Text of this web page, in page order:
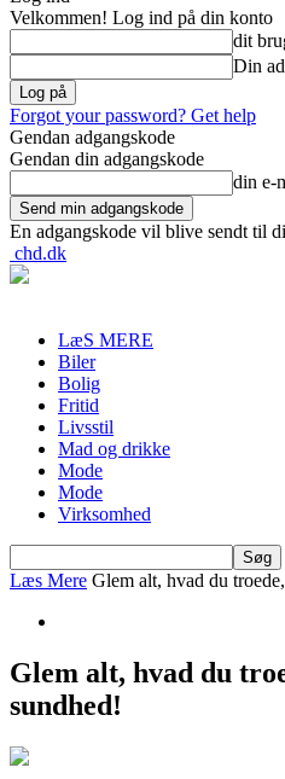
Velkommen! Log ind på din konto
dit
Din
Forgot your password? Get help
Gendan adgangskode
Gendan din adgangskode
din e-
En adgangskode vil blive sendt til
chd.dk
LæS MERE
Biler
Bolig
Fritid
Livsstil
Mad og drikke
Mode
Mode
Virksomhed
Læs Mere Glem alt, hvad du
Glem alt, hvad du
sundhed!